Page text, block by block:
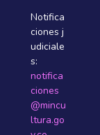
Notifica
ciones j
udiciale
s:
notifica
ciones
@mincu
ltura.go